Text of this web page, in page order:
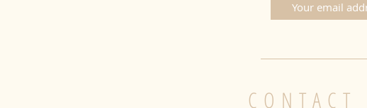
CONTACT